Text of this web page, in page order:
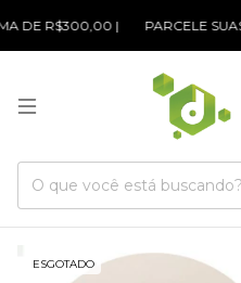
DE R$300,00 | PARCELE
ESGOTADO